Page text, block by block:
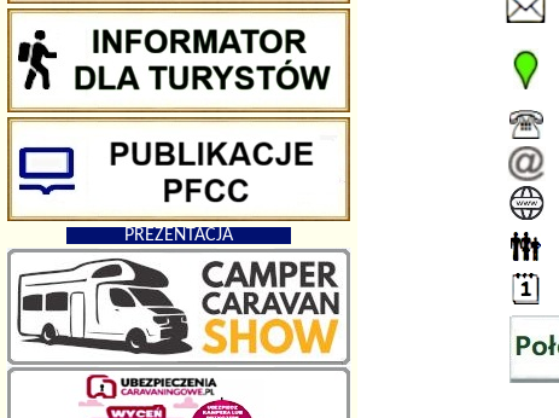
PREZENTACJA